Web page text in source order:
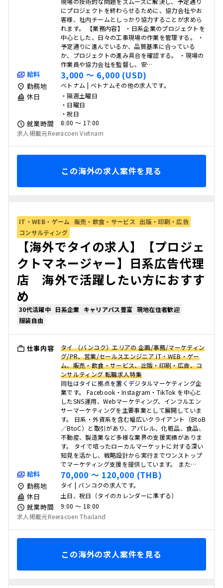
にプロジェクトを終わらせるために、協力会社やお
客様、社内チームとしっかり協力することが求めら
れます。 【業務内容】 ・日系企業のプロジェクトを
中心とした、日々の工事現場の作業を管理する。 ・
予定通りに進んでいるか、品質基準に合っている
か、プロジェクトの進み具合を確認する。 ・現場の
作業員や協力会社を監督し、安…
給料 3,000 〜 6,000 (USD)
勤務地 ベトナム | ベトナムその他の求人です。
休日
・隔週土曜日
・日曜日
・祝日
就業時間
8:00 〜 17:00
求人掲載元Reeracoen Vietnam
この海外の求人案件を見る
IT・WEB・ゲーム 販売・飲食・サービス 出版・印刷・広告
コンサルティング
【海外でタイの求人】【プロジェ
クトマネージャー】日系広告代理
店 海外で活躍したい方におすす
め
30代活躍中 日系企業 キャリアパス豊富 現地在住者歓迎
服装自由
仕事内容
タイ （バンコク）エリアの 企画/事務/マーケティン
グ/PR、営業/セールスエンジニア IT・WEB・ゲー
ム、販売・飲食・サービス、出版・印刷・広告、コ
ンサルティング 転職求人特集
同社はタイに拠点を置くデジタルマーケティング企
業です。 Facebook・Instagram・TikTok を中心と
したSNS運用、Webマーケティング、インフルエン
サーマーケティングを主要事業として展開していま
す。 日系・外資系を含む幅広いクライアント（BtoB
／BtoC）と取引があり、アパレル、化粧品、食品、
不動産、製造業など多様な業界の支援実績がありま
す。 タイで培ったローカルマーケットに対する深い
知見を活かし、戦略設計から実行までワンストップ
でマーケティング支援を提供しています。 また…
給料 70,000 〜 120,000 (THB)
勤務地 タイ | バンコクの求人です。
休日 土日、祝日（タイのカレンダーに準ずる）
就業時間
9:00 〜 18:00
求人掲載元Reeracoen Thailand
この海外の求人案件を見る